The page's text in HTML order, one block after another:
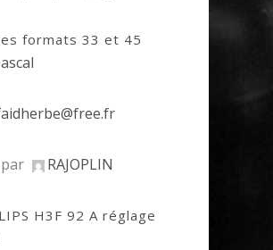
formats 33 et 45
par RAJOPLIN
H3F 92 A réglage